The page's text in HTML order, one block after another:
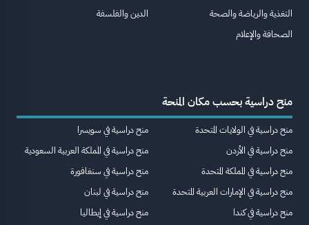
التغذية والرياضة والصحة
الصحافة والإعلام
الدين والفلسفة
منح دراسية بحسب مكان المنحة
منح دراسية في الولايات المتحدة
منح دراسية في الأردن
منح دراسية في المملكة المتحدة
منح دراسية في الإمارات العربية المتحدة
منح دراسية في كندا
منح دراسية في سويسرا
منح دراسية في المملكة العربية السعودية
منح دراسية في سنغافورة
منح دراسية في لبنان
منح دراسية في إيطاليا